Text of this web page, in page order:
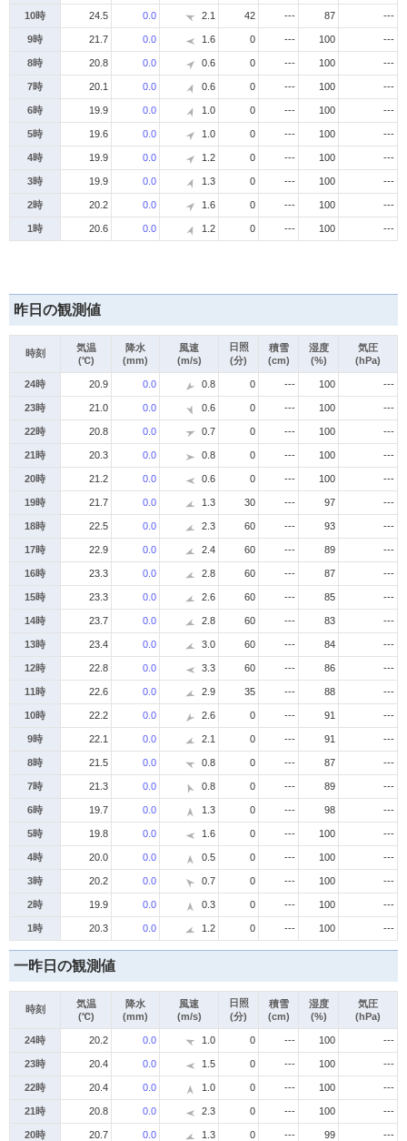
10時 24.5 0.0 2.1 42 --- 87 ---
9時 21.7 0.0 1.6 0 --- 100 ---
8時 20.8 0.0 0.6 0 --- 100 ---
7時 20.1 0.0 0.6 0 --- 100 ---
6時 19.9 0.0 1.0 0 --- 100 ---
5時 19.6 0.0 1.0 0 --- 100 ---
4時 19.9 0.0 1.2 0 --- 100 ---
3時 19.9 0.0 1.3 0 --- 100 ---
2時 20.2 0.0 1.6 0 --- 100 ---
1時 20.6 0.0 1.2 0 --- 100 ---
昨日の観測値
時刻
気温
(℃)
降水
(mm)
風速
(m/s)
日照
(分)
積雪
(cm)
湿度
(%)
気圧
(hPa)
24時 20.9 0.0 0.8 0 --- 100 ---
23時 21.0 0.0 0.6 0 --- 100 ---
22時 20.8 0.0 0.7 0 --- 100 ---
21時 20.3 0.0 0.8 0 --- 100 ---
20時 21.2 0.0 0.6 0 --- 100 ---
19時 21.7 0.0 1.3 30 --- 97 ---
18時 22.5 0.0 2.3 60 --- 93 ---
17時 22.9 0.0 2.4 60 --- 89 ---
16時 23.3 0.0 2.8 60 --- 87 ---
15時 23.3 0.0 2.6 60 --- 85 ---
14時 23.7 0.0 2.8 60 --- 83 ---
13時 23.4 0.0 3.0 60 --- 84 ---
12時 22.8 0.0 3.3 60 --- 86 ---
11時 22.6 0.0 2.9 35 --- 88 ---
10時 22.2 0.0 2.6 0 --- 91 ---
9時 22.1 0.0 2.1 0 --- 91 ---
8時 21.5 0.0 0.8 0 --- 87 ---
7時 21.3 0.0 0.8 0 --- 89 ---
6時 19.7 0.0 1.3 0 --- 98 ---
5時 19.8 0.0 1.6 0 --- 100 ---
4時 20.0 0.0 0.5 0 --- 100 ---
3時 20.2 0.0 0.7 0 --- 100 ---
2時 19.9 0.0 0.3 0 --- 100 ---
1時 20.3 0.0 1.2 0 --- 100 ---
一昨日の観測値
時刻
気温
(℃)
降水
(mm)
風速
(m/s)
日照
(分)
積雪
(cm)
湿度
(%)
気圧
(hPa)
24時 20.2 0.0 1.0 0 --- 100 ---
23時 20.4 0.0 1.5 0 --- 100 ---
22時 20.4 0.0 1.0 0 --- 100 ---
21時 20.8 0.0 2.3 0 --- 100 ---
20時 20.7 0.0 1.3 0 --- 99 ---